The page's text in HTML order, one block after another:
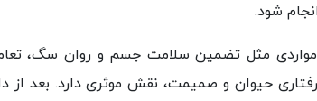
شود.
مواردی مثل تضمین سلامت جسم و روان سگ،
حیوان و صمیمت، نقش موثری دارد. بعد